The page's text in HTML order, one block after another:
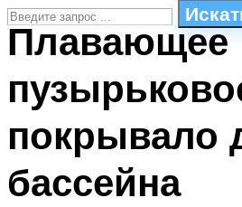
ПЛАВАНЬЕ ДЛЯ ДЕТЕЙ
БАССЕЙН ДЛЯ ДОМА
ОЧИСТКА БАССЕЙНОВ
Плавающее
покрывало
бассейна